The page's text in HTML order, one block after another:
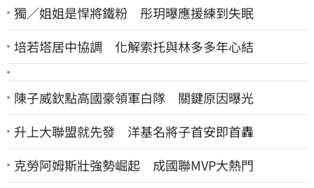
獨／姐姐是悍將鐵粉 彤玥曝應援練到失眠
培若塔居中協調 化解索托與林多多年心結
陳子威欽點高國豪領軍白隊 關鍵原因曝光
升上大聯盟就先發 洋基名將子首安即首轟
克勞阿姆斯壯強勢崛起 成國聯MVP大熱門